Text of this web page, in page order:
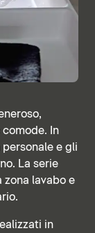
In
e gli
La serie
lavabo e
in